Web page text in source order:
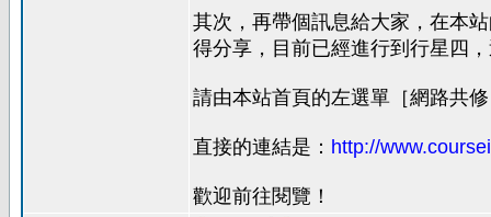
其次，再帶個訊息給大家，在本
得分享，目前已經進行到行星四
請由本站首頁的左選單［網路共
直接的連結是： http://
歡迎前往閱覽！